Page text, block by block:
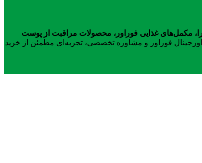
مکمل‌های غذایی فوراور، محصولات مراقبت از پوست
اورجینال فوراور و مشاوره تخصصی، تجربه‌ای مطمئن از خرید